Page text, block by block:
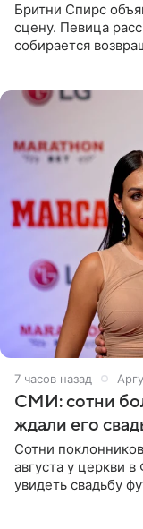
Бритни Спирс
сцену. Певица
собирается
7 часов назад
СМИ: сотни
ждали его
Сотни
августа у церкви
увидеть свадьбу